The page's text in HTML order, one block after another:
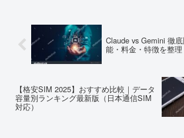
Claude vs Gemini 徹
能・料金・特徴を整理
【格安SIM 2025】おすすめ比較｜データ
容量別ランキング最新版（日本通信SIM
対応）